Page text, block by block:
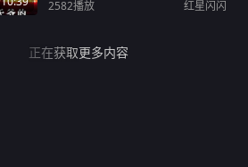
2582播放 红星闪闪
正在获取更多内容